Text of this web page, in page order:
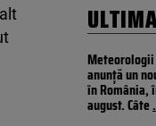
anunță un
în România,
august. Câte